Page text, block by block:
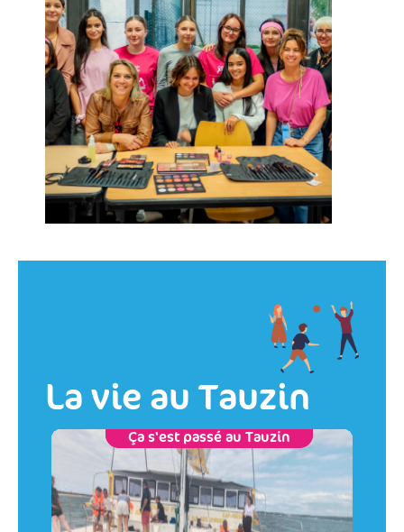
La vie au Tauzin
Actualités
Ça s'est passé au Tauzin